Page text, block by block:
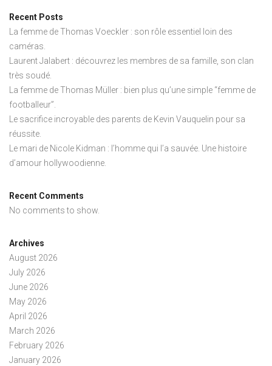
Recent Posts
La femme de Thomas Voeckler : son rôle essentiel loin des
caméras.
Laurent Jalabert : découvrez les membres de sa famille, son clan
très soudé.
La femme de Thomas Müller : bien plus qu’une simple “femme de
footballeur”.
Le sacrifice incroyable des parents de Kevin Vauquelin pour sa
réussite.
Le mari de Nicole Kidman : l’homme qui l’a sauvée. Une histoire
d’amour hollywoodienne.
Recent Comments
No comments to show.
Archives
August 2026
July 2026
June 2026
May 2026
April 2026
March 2026
February 2026
January 2026